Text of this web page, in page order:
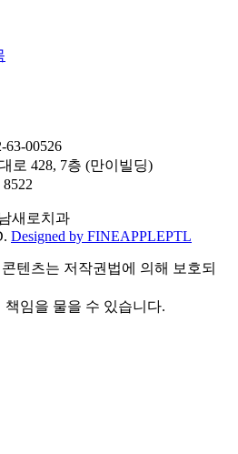
00526
로 428, 7층 (만이빌딩)
새로치과
Designed by FINEAPPLEPTL
텐츠는 저작권법에 의해 보호되
임을 물을 수 있습니다.